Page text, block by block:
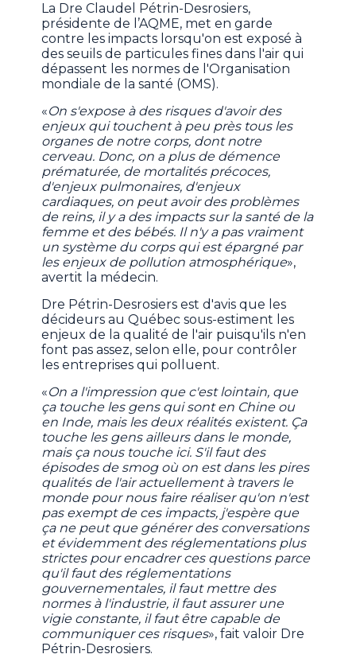
La Dre Claudel Pétrin-Desrosiers,
présidente de l’AQME, met en garde
contre les impacts lorsqu'on est exposé à
des seuils de particules fines dans l'air qui
dépassent les normes de l'Organisation
mondiale de la santé (OMS).
«On s'expose à des risques d'avoir des
enjeux qui touchent à peu près tous les
organes de notre corps, dont notre
cerveau. Donc, on a plus de démence
prématurée, de mortalités précoces,
d'enjeux pulmonaires, d'enjeux
cardiaques, on peut avoir des problèmes
de reins, il y a des impacts sur la santé de la
femme et des bébés. Il n'y a pas vraiment
un système du corps qui est épargné par
les enjeux de pollution atmosphérique»,
avertit la médecin.
Dre Pétrin-Desrosiers est d'avis que les
décideurs au Québec sous-estiment les
enjeux de la qualité de l'air puisqu'ils n'en
font pas assez, selon elle, pour contrôler
les entreprises qui polluent.
«On a l'impression que c'est lointain, que
ça touche les gens qui sont en Chine ou
en Inde, mais les deux réalités existent. Ça
touche les gens ailleurs dans le monde,
mais ça nous touche ici. S'il faut des
épisodes de smog où on est dans les pires
qualités de l'air actuellement à travers le
monde pour nous faire réaliser qu'on n'est
pas exempt de ces impacts, j'espère que
ça ne peut que générer des conversations
et évidemment des réglementations plus
strictes pour encadrer ces questions parce
qu'il faut des réglementations
gouvernementales, il faut mettre des
normes à l'industrie, il faut assurer une
vigie constante, il faut être capable de
communiquer ces risques», fait valoir Dre
Pétrin-Desrosiers.